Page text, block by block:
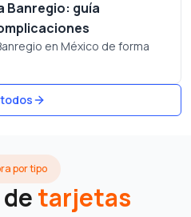
guía
en México de forma
por tipo
tarjetas